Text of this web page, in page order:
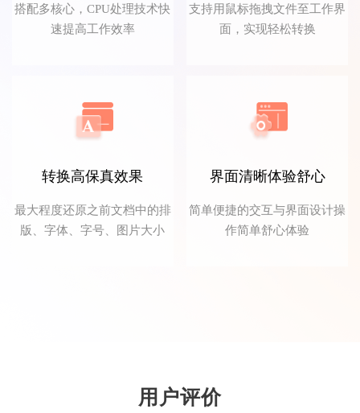
搭配多核心，CPU处理技术快
速提高工作效率
支持用鼠标拖拽文件至工作界
面，实现轻松转换
转换高保真效果
最大程度还原之前文档中的排
版、字体、字号、图片大小
界面清晰体验舒心
简单便捷的交互与界面设计操
作简单舒心体验
用户评价
文言予果